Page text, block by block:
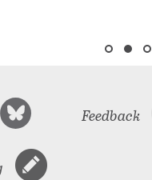
Feedback